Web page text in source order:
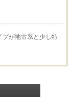
プが地雷系と少し特